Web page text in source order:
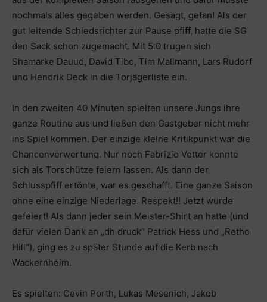
nochmals alles gegeben werden. Gesagt, getan! Als der
gut leitende Schiedsrichter zur Pause pfiff, hatte die SG
den Sack schon zugemacht. Mit 5:0 trugen sich
Shamarke Dauud, David Tibo, Tim Mallmann, Lars Rudorf
und Hendrik Deck in die Torjägerliste ein.
In den zweiten 40 Minuten spielten unsere Jungs ihre
ganze Routine aus und ließen den Gastgeber nicht mehr
ins Spiel kommen. Der einzige kleine Kritikpunkt war die
Chancenverwertung. Nur noch Fabrizio Vetter konnte
sich als Torschütze feiern lassen. Als dann der
Schlusspfiff ertönte, war es geschafft. Eine ganze Saison
ohne eine einzige Niederlage. Respekt!! Jetzt wurde
gefeiert! Als dann jeder sein Meister-Shirt an hatte (und
dafür vielen Dank an „dh druck“ Patrick Hess und „Retho
Hill“), ging es zu später Stunde auf die Kerb nach
Wackernheim.
Es spielten: Cevin Porth, Lukas Mesenich, Jakob